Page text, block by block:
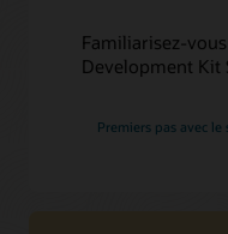
Familiarisez-
Development Kit
Premiers pas avec